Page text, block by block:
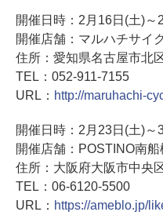
開催日時：2月16日(土)～
開催店舗：マルハチサイ
住所：愛知県名古屋市北
TEL：052-911-7155
URL： http://maruhachi-
開催日時：2月23日(土)～
開催店舗：POSTINO南船
住所：大阪府大阪市中央
TEL：06-6120-5500
URL： https://ameblo.jp/